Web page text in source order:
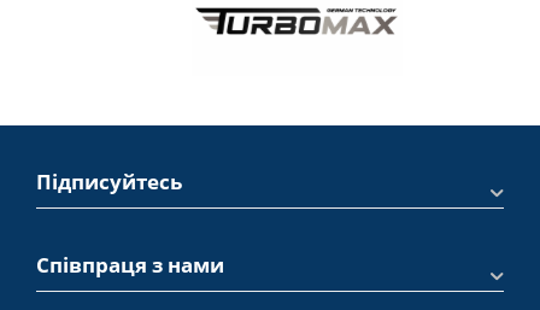
Підписуйтесь
Співпраця з нами